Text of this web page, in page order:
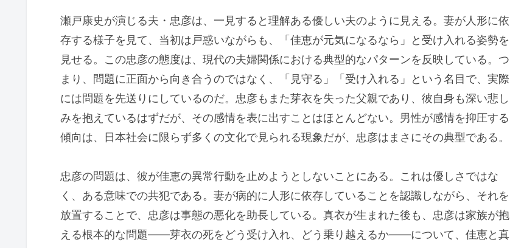
瀬戸康史が演じる夫・忠彦は、一見すると理解ある優しい夫のように見える。妻が人形に依
存する様子を見て、当初は戸惑いながらも、「佳恵が元気になるなら」と受け入れる姿勢を
見せる。この忠彦の態度は、現代の夫婦関係における典型的なパターンを反映している。つ
まり、問題に正面から向き合うのではなく、「見守る」「受け入れる」という名目で、実際
には問題を先送りにしているのだ。忠彦もまた芽衣を失った父親であり、彼自身も深い悲し
みを抱えているはずだが、その感情を表に出すことはほとんどない。男性が感情を抑圧する
傾向は、日本社会に限らず多くの文化で見られる現象だが、忠彦はまさにその典型である。
忠彦の問題は、彼が佳恵の異常行動を止めようとしないことにある。これは優しさではな
く、ある意味での共犯である。妻が病的に人形に依存していることを認識しながら、それを
放置することで、忠彦は事態の悪化を助長している。真衣が生まれた後も、忠彦は家族が抱
える根本的な問題——芽衣の死をどう受け入れ、どう乗り越えるか——について、佳恵と真